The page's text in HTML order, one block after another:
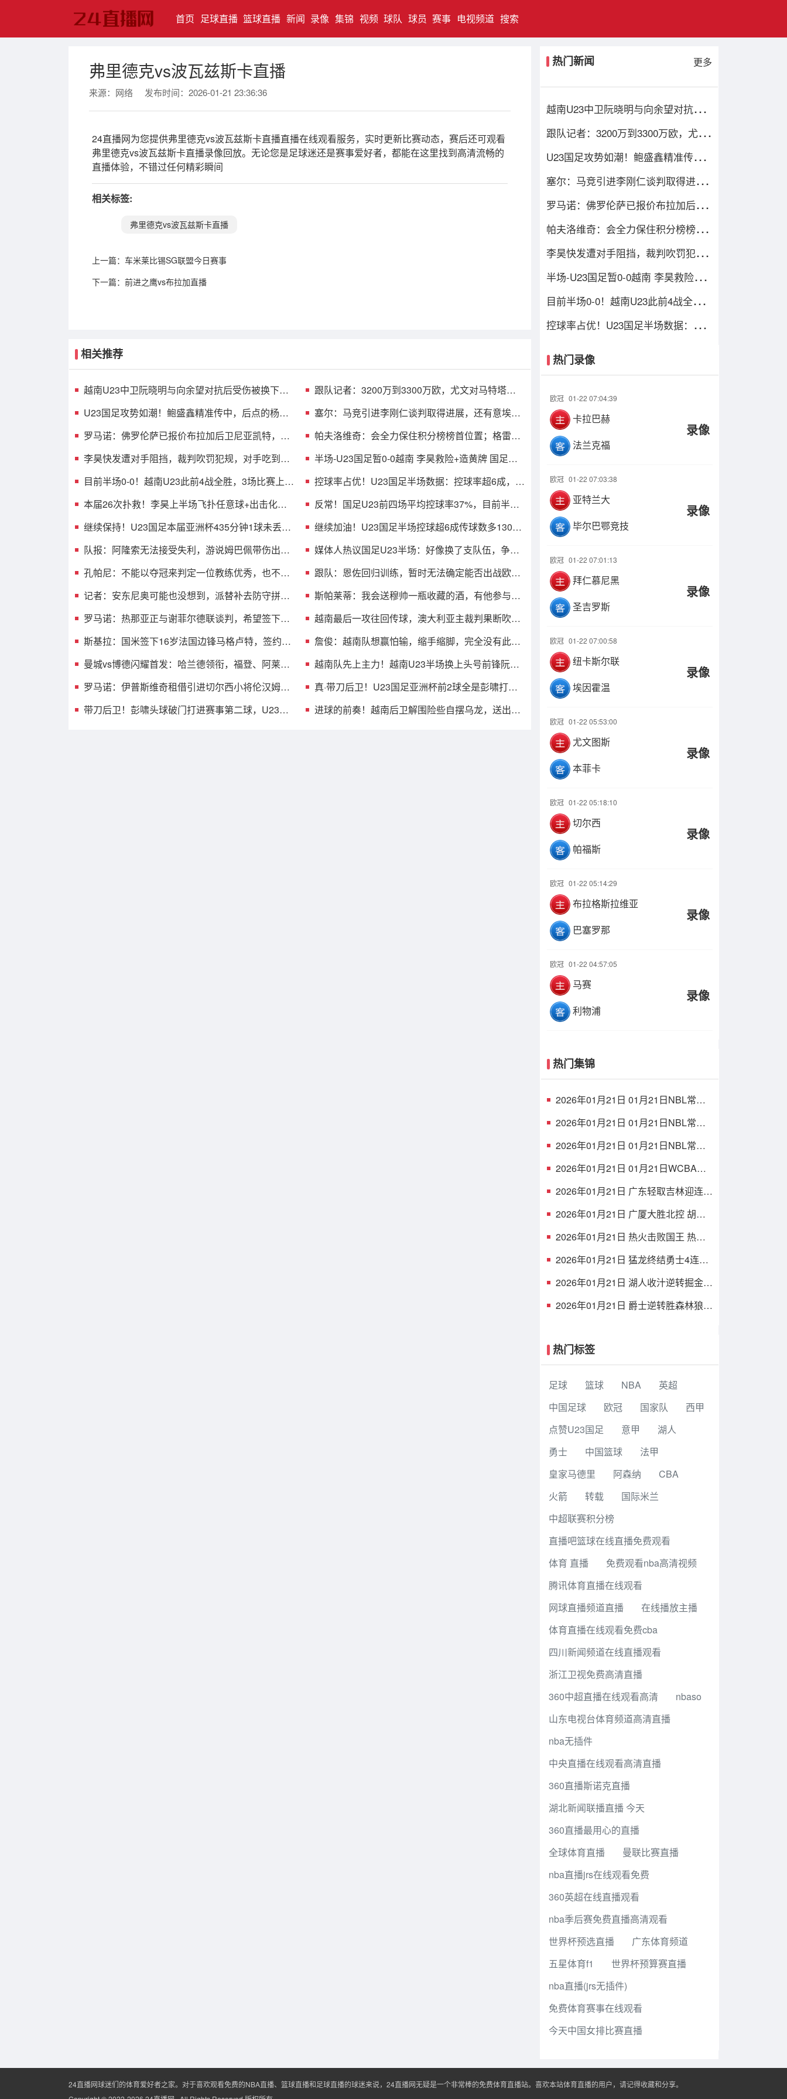
首页 (current)
足球直播 篮球直播 新闻 录像 集锦 视频 球队 球员 赛事 电视频道 搜索
弗里德克vs波瓦兹斯卡直播
来源：网络 发布时间：2026-01-21 23:36:36
24直播网为您提供弗里德克vs波瓦兹斯卡直播直播在线观看服务，实时更新比赛动态，赛后还可观看
弗里德克vs波瓦兹斯卡直播录像回放。无论您是足球迷还是赛事爱好者，都能在这里找到高清流畅的
直播体验，不错过任何精彩瞬间
相关标签:
弗里德克vs波瓦兹斯卡直播
上一篇： 车米莱比锡SG联盟今日赛事
下一篇： 前进之鹰vs布拉加直播
相关推荐
越南U23中卫阮晓明与向余望对抗后受伤被换下，
跟队记者：3200万到3300万欧，尤文对马特塔的
U23国足攻势如潮！鲍盛鑫精准传中，后点的杨希
塞尔：马竞引进李刚仁谈判取得进展，还有意埃德
罗马诺：佛罗伦萨已报价布拉加后卫尼亚凯特，方
帕夫洛维奇：会全力保住积分榜榜首位置；格雷茨
李昊快发遭对手阻挡，裁判吹罚犯规，对手吃到一
半场-U23国足暂0-0越南 李昊救险+造黄牌 国足控
目前半场0-0！越南U23此前4战全胜，3场比赛上半
控球率占优！U23国足半场数据：控球率超6成，射
本届26次扑救！李昊上半场飞扑任意球+出击化解
反常！国足U23前四场平均控球率37%，目前半场
继续保持！U23国足本届亚洲杯435分钟1球未丢，
继续加油！U23国足半场控球超6成传球数多130，
队报：阿隆索无法接受失利，游说姆巴佩带伤出
媒体人热议国足U23半场：好像换了支队伍，争取
孔帕尼：不能以夺冠来判定一位教练优秀，也不能
跟队：恩佐回归训练，暂时无法确定能否出战欧冠
记者：安东尼奥可能也没想到，派替补去防守拼一
斯帕莱蒂：我会送穆帅一瓶收藏的酒，有他参与比
罗马诺：热那亚正与谢菲尔德联谈判，希望签下后
越南最后一攻往回传球，澳大利亚主裁判果断吹响
斯基拉：国米签下16岁法国边锋马格卢特，签约至
詹俊：越南队想赢怕输，缩手缩脚，完全没有此前
曼城vs博德闪耀首发：哈兰德领衔，福登、阿莱
越南队先上主力！越南U23半场换上头号前锋阮庭
罗马诺：伊普斯维奇租借引进切尔西小将伦汉姆，
真·带刀后卫！U23国足亚洲杯前2球全是彭啸打
带刀后卫！彭啸头球破门打进赛事第二球，U23国
进球的前奏！越南后卫解围险些自摆乌龙，送出角
热门新闻 更多
越南U23中卫阮晓明与向余望对抗后
跟队记者：3200万到3300万欧，尤文
U23国足攻势如潮！鲍盛鑫精准传
塞尔：马竞引进李刚仁谈判取得进
罗马诺：佛罗伦萨已报价布拉加后卫
帕夫洛维奇：会全力保住积分榜榜首
李昊快发遭对手阻挡，裁判吹罚犯
半场-U23国足暂0-0越南 李昊救险+造
目前半场0-0！越南U23此前4战全
控球率占优！U23国足半场数据：控
热门录像
欧冠 01-22 07:04:39
卡拉巴赫
法兰克福
录像
欧冠 01-22 07:03:38
亚特兰大
毕尔巴鄂竞技
录像
欧冠 01-22 07:01:13
拜仁慕尼黑
圣吉罗斯
录像
欧冠 01-22 07:00:58
纽卡斯尔联
埃因霍温
录像
欧冠 01-22 05:53:00
尤文图斯
本菲卡
录像
欧冠 01-22 05:18:10
切尔西
帕福斯
录像
欧冠 01-22 05:14:29
布拉格斯拉维亚
巴塞罗那
录像
欧冠 01-22 04:57:05
马赛
利物浦
录像
热门集锦
2026年01月21日 01月21日NBL常规
锦
2026年01月21日 01月21日NBL常规
场集锦
2026年01月21日 01月21日NBL常规
场集锦
2026年01月21日 01月21日WCBA常
集锦
2026年01月21日 广东轻取吉林迎连胜
2026年01月21日 广厦大胜北控 胡金
2026年01月21日 热火击败国王 热巴
引冲突
2026年01月21日 猛龙终结勇士4连胜
20分
2026年01月21日 湖人收汁逆转掘金
半场2分
2026年01月21日 爵士逆转胜森林狼
热门标签
足球 篮球 NBA
英超
中国足球
欧冠 国家队
西甲
点赞U23国足
意甲
湖人
勇士
中国篮球
法甲
皇家马德里
阿森纳
CBA
火箭
转载
国际米兰
中超联赛积分榜
直播吧篮球在线直播免费观看
体育 直播
免费观看nba高清视频
腾讯体育直播在线观看
网球直播频道直播
在线播放主播
体育直播在线观看免费cba
四川新闻频道在线直播观看
浙江卫视免费高清直播
360中超直播在线观看高清
nbaso
山东电视台体育频道高清直播
nba无插件
中央直播在线观看高清直播
360直播斯诺克直播
湖北新闻联播直播 今天
360直播最用心的直播
全球体育直播
曼联比赛直播
nba直播jrs在线观看免费
360英超在线直播观看
nba季后赛免费直播高清观看
世界杯预选直播
广东体育频道
五星体育f1
世界杯预算赛直播
nba直播(jrs无插件)
免费体育赛事在线观看
今天中国女排比赛直播
24直播网球迷们的体育爱好者之家。对于喜欢观看免费的NBA直播、篮球直播和足球直播的球迷来说，24直播网无疑是一个非常棒的免费体育直播站。喜欢本站体育直播的用户，请记得收藏和分享。